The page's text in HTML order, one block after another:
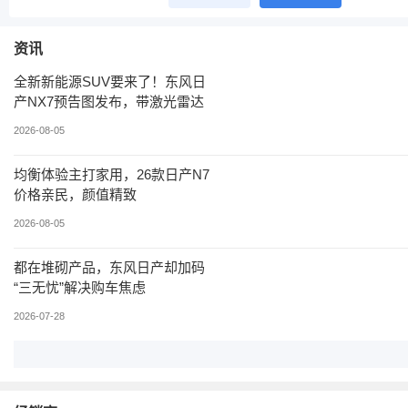
资讯
全新新能源SUV要来了！东风日
产NX7预告图发布，带激光雷达
2026-08-05
均衡体验主打家用，26款日产N7
价格亲民，颜值精致
2026-08-05
都在堆砌产品，东风日产却加码
“三无忧”解决购车焦虑
2026-07-28